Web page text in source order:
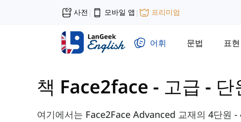
사전 | 모바일 앱 | 프리미엄
어휘 문법 표현
책 Face2face - 고급 - 단
여기에서는 Face2Face Advanced 교재의 4단